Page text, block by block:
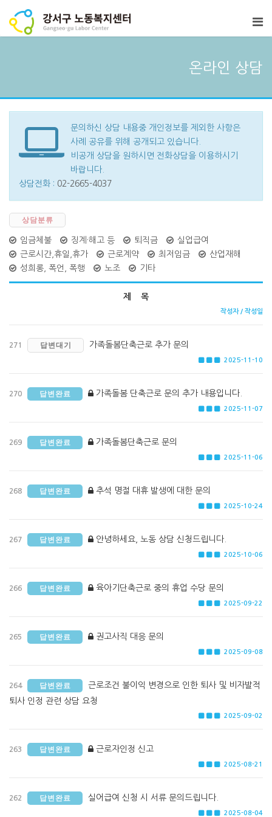
온라인 상담
문의하신 상담 내용중 개인정보를 제외한 사항은
사례 공유를 위해 공개되고 있습니다.
비공개 상담을 원하시면 전화상담을 이용하시기
바랍니다.
상담전화 : 02-2665-4037
상담분류
임금체불 징계·해고 등 퇴직금
실업급여
근로시간,휴일,휴가
근로계약 최저임금
산업재해
성희롱, 폭언, 폭행
노조 기타
제 목
작성자 / 작성일
271 답변대기 가족돌봄단축근로 추가 문의
2025-11-10
270 답변완료 가족돌봄 단축근로 문의 추가 내용입니다.
2025-11-07
269 답변완료 가족돌봄단축근로 문의
2025-11-06
268 답변완료 추석 명절 대휴 발생에 대한 문의
2025-10-24
267 답변완료 안녕하세요, 노동 상담 신청드립니다.
2025-10-06
266 답변완료 육아기단축근로 중의 휴업 수당 문의
2025-09-22
265 답변완료 권고사직 대응 문의
2025-09-08
264 답변완료
근로조건 불이익 변경으로 인한 퇴사 및 비자발적
퇴사 인정 관련 상담 요청
2025-09-02
263 답변완료 근로자인정 신고
2025-08-21
262 답변완료 실어급여 신청 시 서류 문의드립니다.
2025-08-04